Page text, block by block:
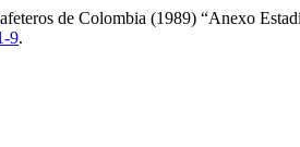
de Colombia (1989) “Anexo
9.